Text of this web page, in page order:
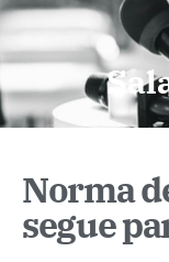
Norma
segue